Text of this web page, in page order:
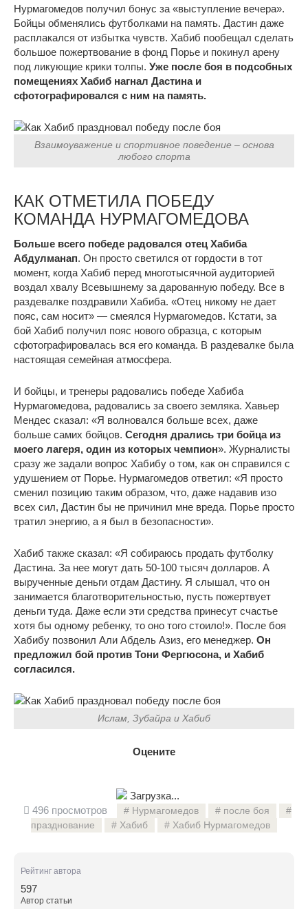
Нурмагомедов получил бонус за «выступление вечера».
Бойцы обменялись футболками на память. Дастин даже
расплакался от избытка чувств. Хабиб пообещал сделать
большое пожертвование в фонд Порье и покинул арену
под ликующие крики толпы. Уже после боя в подсобных
помещениях Хабиб нагнал Дастина и
сфотографировался с ним на память.
Взаимоуважение и спортивное поведение – основа
любого спорта
КАК ОТМЕТИЛА ПОБЕДУ
КОМАНДА НУРМАГОМЕДОВА
Больше всего победе радовался отец Хабиба
Абдулманап. Он просто светился от гордости в тот
момент, когда Хабиб перед многотысячной аудиторией
воздал хвалу Всевышнему за дарованную победу. Все в
раздевалке поздравили Хабиба. «Отец никому не дает
пояс, сам носит» — смеялся Нурмагомедов. Кстати, за
бой Хабиб получил пояс нового образца, с которым
сфотографировалась вся его команда. В раздевалке была
настоящая семейная атмосфера.
И бойцы, и тренеры радовались победе Хабиба
Нурмагомедова, радовались за своего земляка. Хавьер
Мендес сказал: «Я волновался больше всех, даже
больше самих бойцов. Сегодня дрались три бойца из
моего лагеря, один из которых чемпион». Журналисты
сразу же задали вопрос Хабибу о том, как он справился с
удушением от Порье. Нурмагомедов ответил: «Я просто
сменил позицию таким образом, что, даже надавив изо
всех сил, Дастин бы не причинил мне вреда. Порье просто
тратил энергию, а я был в безопасности».
Хабиб также сказал: «Я собираюсь продать футболку
Дастина. За нее могут дать 50-100 тысяч долларов. А
вырученные деньги отдам Дастину. Я слышал, что он
занимается благотворительностью, пусть пожертвует
деньги туда. Даже если эти средства принесут счастье
хотя бы одному ребенку, то оно того стоило!». После боя
Хабибу позвонил Али Абдель Азиз, его менеджер. Он
предложил бой против Тони Фергюсона, и Хабиб
согласился.
Ислам, Зубайра и Хабиб
Оцените
Загрузка...
496 просмотров
Нурмагомедов
после боя
празднование
Хабиб Хабиб Нурмагомедов
Рейтинг автора
597
Автор статьи